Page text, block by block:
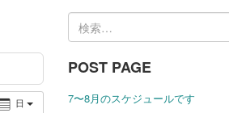
日
検
索:
POST PAGE
7〜8月のスケジュールです